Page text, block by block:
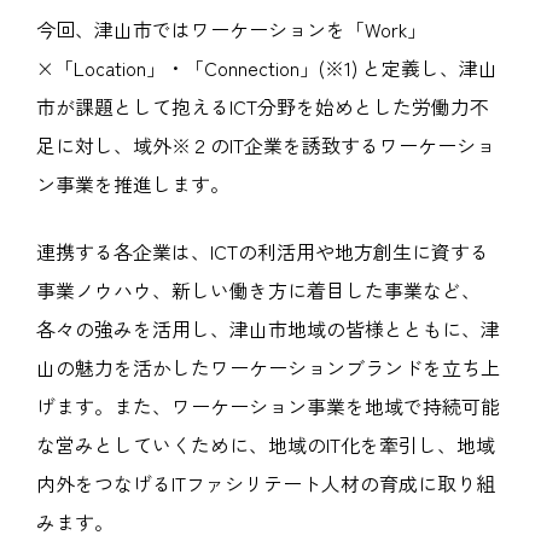
今回、津山市ではワーケーションを「Work」
×「Location」・「Connection」(※1) と定義し、津山
市が課題として抱えるICT分野を始めとした労働力不
足に対し、域外※２のIT企業を誘致するワーケーショ
ン事業を推進します。
連携する各企業は、ICTの利活用や地方創生に資する
事業ノウハウ、新しい働き方に着目した事業など、
各々の強みを活用し、津山市地域の皆様とともに、津
山の魅力を活かしたワーケーションブランドを立ち上
げます。また、ワーケーション事業を地域で持続可能
な営みとしていくために、地域のIT化を牽引し、地域
内外をつなげるITファシリテート人材の育成に取り組
みます。